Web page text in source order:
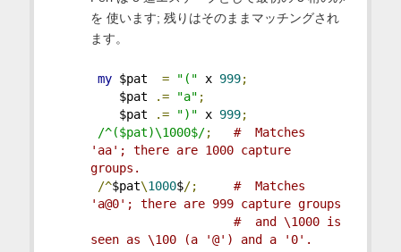
を 使います; 残りはそのままマッチングされ
ます。
my $pat = "(" x 999;
$pat
.= "a" ;
$pat
.= ")" x 999;
/^($pat)\1000$/;
#  Matches
'aa'; there are 1000 capture
groups.
/^$pat\1000$/;
#  Matches
'a@0'; there are 999 capture groups
#  and \1000 is
seen as \100 (a '@') and a '0'.